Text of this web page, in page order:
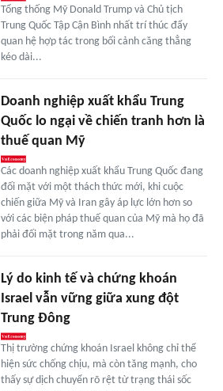
Tổng thống Mỹ Donald Trump và Chủ tịch
Trung Quốc Tập Cận Bình nhất trí thúc đẩy
quan hệ hợp tác trong bối cảnh căng thẳng
kéo dài...
Doanh nghiệp xuất khẩu Trung
Quốc lo ngại về chiến tranh hơn là
thuế quan Mỹ
Các doanh nghiệp xuất khẩu Trung Quốc đang
đối mặt với một thách thức mới, khi cuộc
chiến giữa Mỹ và Iran gây áp lực lớn hơn so
với các biện pháp thuế quan của Mỹ mà họ đã
phải đối mặt trong năm qua...
Lý do kinh tế và chứng khoán
Israel vẫn vững giữa xung đột
Trung Đông
Thị trường chứng khoán Israel không chỉ thể
hiện sức chống chịu, mà còn tăng mạnh, cho
thấy sự dịch chuyển rõ rệt từ trạng thái sốc